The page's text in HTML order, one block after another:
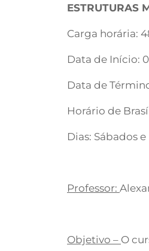
ESTRUTURAS
Carga horária:
Data de Início:
Data de
Horário de
Dias: Sábados
Professor:
Objetivo – O